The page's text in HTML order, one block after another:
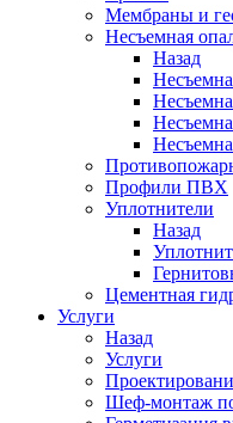
Мембраны и
Несъемная
Назад
Профили ПВХ
Уплотнители
Назад
Цементная
Услуги
Назад
Услуги
Шеф-монтаж